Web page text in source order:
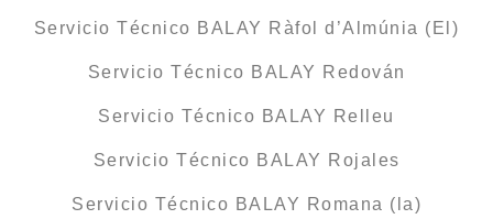
Servicio Técnico BALAY Ràfol d’Almúnia (El)
Servicio Técnico BALAY Redován
Servicio Técnico BALAY Relleu
Servicio Técnico BALAY Rojales
Servicio Técnico BALAY Romana (la)